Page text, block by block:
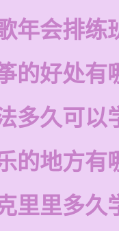
年会排练
的好处有
多久可以
的地方有
里里多久